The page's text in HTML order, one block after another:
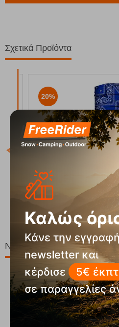
Σχετικά Προϊόντα
20%
Μαντήλι Λαιμού
Άμεσαδιαθέσιμο
Νέες Παραλαβές
Καλώς
Κάνε την
newsletter και
κέρδισε
5€
σε παραγγελίες